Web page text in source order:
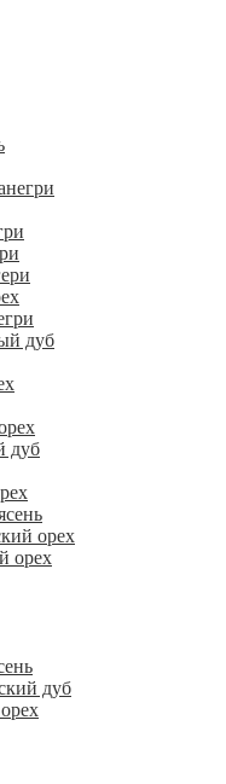
дуб
дуб
орех
орех
дуб